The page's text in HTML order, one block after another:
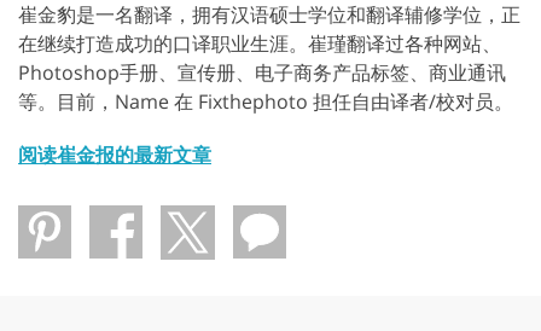
崔金豹是一名翻译，拥有汉语硕士学位和翻译辅修学位，正
在继续打造成功的口译职业生涯。崔瑾翻译过各种网站、
Photoshop手册、宣传册、电子商务产品标签、商业通讯
等。目前，Name 在 Fixthephoto 担任自由译者/校对员。
阅读崔金报的最新文章